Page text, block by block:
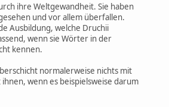
ihre Weltgewandheit. Sie haben
und vor allem überfallen.
Ausbildung, welche Druchii
wenn sie Wörter in der
kennen.
normalerweise nichts mit
wenn es beispielsweise darum